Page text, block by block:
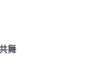
舞